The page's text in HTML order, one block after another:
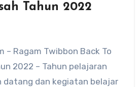
Tahun 2022
– Ragam Twibbon Back To
2022 – Tahun pelajaran
dan kegiatan belajar